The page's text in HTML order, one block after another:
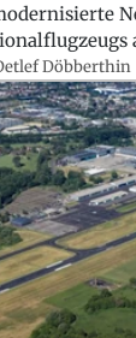
Döbberthin